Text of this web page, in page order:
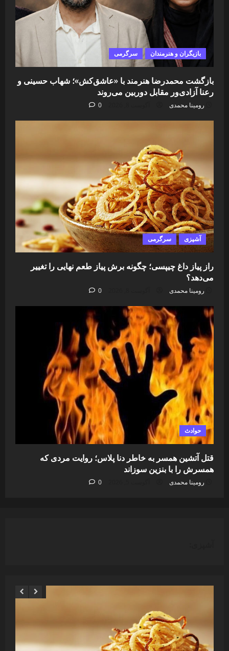
بازیگران و هنرمندان سرگرمی
بازگشت محمدرضا هنرمند با «عاشق‌کش»؛ شهاب حسینی و
رعنا آزادی‌ور مقابل دوربین می‌روند
رومینا محمدی 0
آشپزی سرگرمی
راز پیاز داغ چیپسی؛ چگونه برش پیاز طعم نهایی را تغییر
می‌دهد؟
رومینا محمدی 0
حوادث
قتل آتشین همسر به خاطر دنا پلاس؛ روایت مردی که
همسرش را با بنزین سوزاند
رومینا محمدی 0